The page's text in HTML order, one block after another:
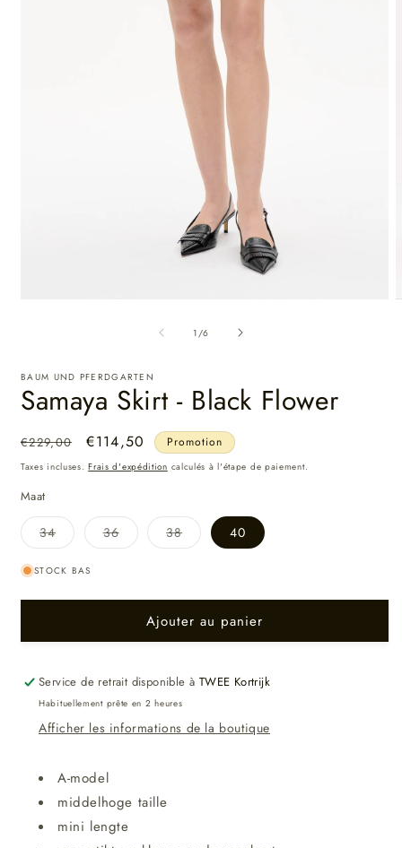
1 /de
6
BAUM UND PFERDGARTEN
Samaya Skirt - Black Flower
Prix
habituel
€229,00
Prix
promotionnel
€114,50 Promotion
Taxes incluses.Frais d'expédition calculés à l'étape de paiement.
Maat
34Variante
épuisée
indisponible
36Variante
épuisée
38Variante
épuisée
40
STOCK BAS
Ajouter au panier
Service de retrait disponible à TWEE Kortrijk
Habituellement prête en 2 heures
Afficher les informations de la boutique
A-model
middelhoge taille
mini lengte